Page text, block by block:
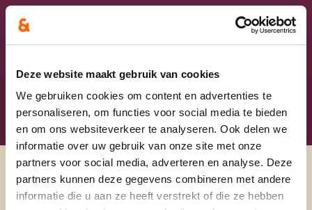
Deze website maakt gebruik van cookies
We gebruiken cookies om content en advertenties te
personaliseren, om functies voor social media te bieden
en om ons websiteverkeer te analyseren. Ook delen we
informatie over uw gebruik van onze site met onze
partners voor social media, adverteren en analyse. Deze
partners kunnen deze gegevens combineren met andere
informatie die u aan ze heeft verstrekt of die ze hebben
onze schepenen en gemeenteraadsleden
François De Clercq